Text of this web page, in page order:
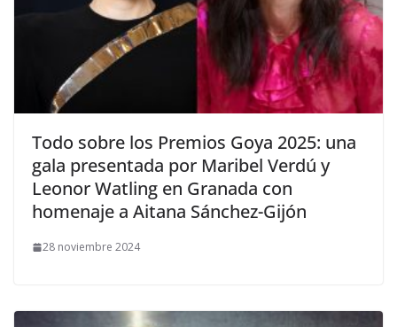
​Todo sobre los Premios Goya 2025: una
gala presentada por Maribel Verdú y
Leonor Watling en Granada con
homenaje a Aitana Sánchez-Gijón
28 noviembre 2024